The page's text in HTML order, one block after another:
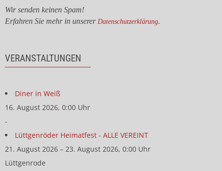
Wir senden keinen Spam!
Erfahren Sie mehr in unserer Datenschutzerklärung.
VERANSTALTUNGEN
Diner in Weiß
16. August 2026, 0:00 Uhr
-
Lüttgenröder Heimatfest - ALLE VEREINT
21. August 2026 – 23. August 2026, 0:00 Uhr
Lüttgenrode